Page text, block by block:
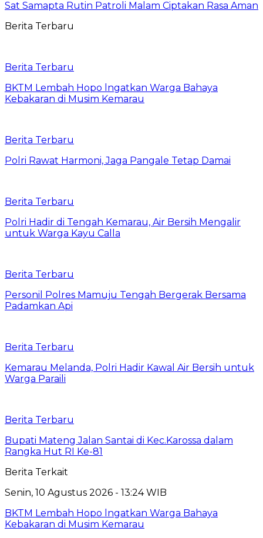
Sat Samapta Rutin Patroli Malam Ciptakan Rasa Aman
Berita Terbaru
Berita Terbaru
BKTM Lembah Hopo lngatkan Warga Bahaya
Kebakaran di Musim Kemarau
Berita Terbaru
Polri Rawat Harmoni, Jaga Pangale Tetap Damai
Berita Terbaru
Polri Hadir di Tengah Kemarau, Air Bersih Mengalir
untuk Warga Kayu Calla
Berita Terbaru
Personil Polres Mamuju Tengah Bergerak Bersama
Padamkan Api
Berita Terbaru
Kemarau Melanda, Polri Hadir Kawal Air Bersih untuk
Warga Paraili
Berita Terbaru
Bupati Mateng Jalan Santai di Kec.Karossa dalam
Rangka Hut RI Ke-81
Berita Terkait
Senin, 10 Agustus 2026 - 13:24 WIB
BKTM Lembah Hopo lngatkan Warga Bahaya
Kebakaran di Musim Kemarau